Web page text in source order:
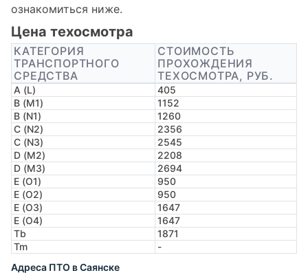
ознакомиться ниже.
Цена техосмотра
КАТЕГОРИЯ
ТРАНСПОРТНОГО
СРЕДСТВА
СТОИМОСТЬ
ПРОХОЖДЕНИЯ
ТЕХОСМОТРА, РУБ.
A (L)
405
B (M1)
1152
B (N1)
1260
C (N2)
2356
C (N3)
2545
D (M2)
2208
D (M3)
2694
E (O1)
950
E (O2)
950
E (O3)
1647
E (O4)
1647
Tb
1871
Tm
-
Адреса ПТО в Саянске